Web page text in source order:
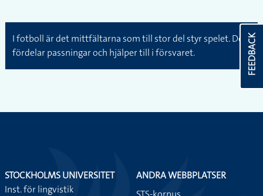
I fotboll är det mittfältarna som till stor del styr spelet. De
fördelar passningar och hjälper till i försvaret.
FEEDBACK
STOCKHOLMS UNIVERSITET
Inst. för lingvistik
ANDRA WEBBPLATSER